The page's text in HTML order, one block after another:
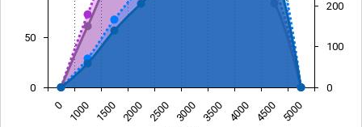
0 1000 1500 2000 2500 3000 3500 4000 4500 5000
0
50
0
100
200